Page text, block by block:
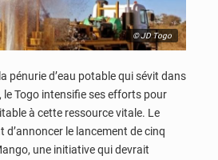
© JD Togo
pénurie d’eau potable qui sévit dans
le Togo intensifie ses efforts pour
à cette ressource vitale. Le
d’annoncer le lancement de cinq
une initiative qui devrait